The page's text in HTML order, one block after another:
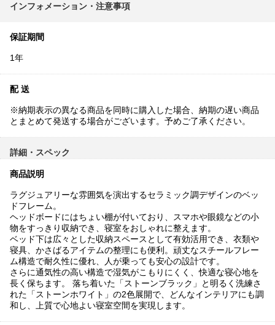
インフォメーション・注意事項
保証期間
1年
配 送
※納期表示の異なる商品を同時に購入した場合、納期の遅い商品
とまとめて発送する場合がございます。予めご了承ください。
詳細・スペック
商品説明
ラグジュアリーな雰囲気を演出するセラミック調デザインのベッ
ドフレーム。
ヘッドボードにはちょい棚が付いており、スマホや眼鏡などの小
物をすっきり収納でき、寝室をおしゃれに整えます。
ベッド下は広々とした収納スペースとして有効活用でき、衣類や
寝具、かさばるアイテムの整理にも便利。頑丈なスチールフレー
ム構造で耐久性に優れ、人が乗っても安心の設計です。
さらに通気性の高い構造で湿気がこもりにくく、快適な寝心地を
長く保ちます。 落ち着いた「ストーンブラック」と明るく洗練さ
れた「ストーンホワイト」の2色展開で、どんなインテリアにも調
和し、上質で心地よい寝室空間を実現します。